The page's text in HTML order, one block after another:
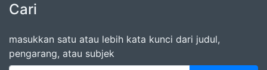
Cari
masukkan satu atau lebih kata kunci dari judul,
pengarang, atau subjek